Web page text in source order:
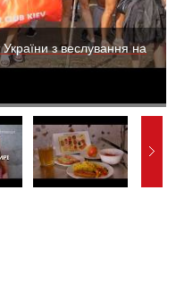
з веслування на